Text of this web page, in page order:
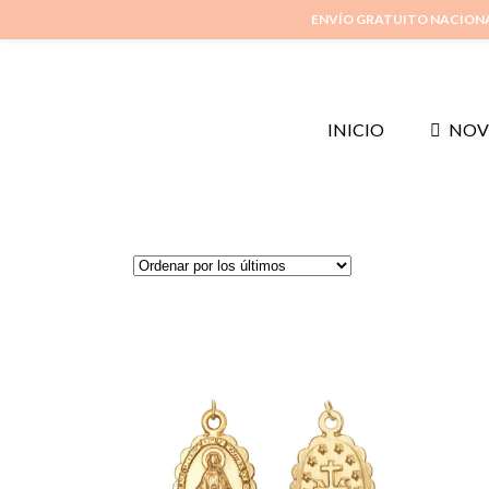
INICIO
ENVÍO GRATUITO